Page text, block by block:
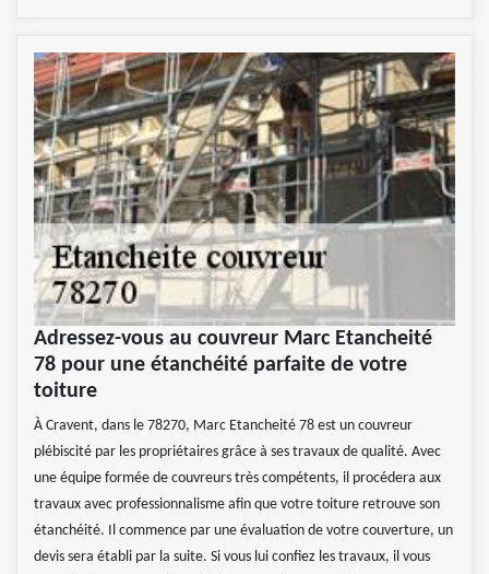
Adressez-vous au couvreur Marc Etancheité
78 pour une étanchéité parfaite de votre
toiture
À Cravent, dans le 78270, Marc Etancheité 78 est un couvreur
plébiscité par les propriétaires grâce à ses travaux de qualité. Avec
une équipe formée de couvreurs très compétents, il procédera aux
travaux avec professionnalisme afin que votre toiture retrouve son
étanchéité. Il commence par une évaluation de votre couverture, un
devis sera établi par la suite. Si vous lui confiez les travaux, il vous